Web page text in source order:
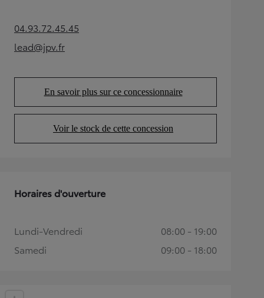
04.93.72.45.45(Opens in new tab)
lead@jpv.fr(Opens in new tab)
En savoir plus sur ce concessionnaire
(Opens in new tab)
Voir le stock de cette concession
(Opens in new tab)
Horaires d'ouverture
Lundi-Vendredi
08:00 - 19:00
Samedi
09:00 - 18:00